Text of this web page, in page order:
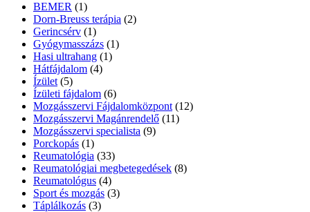
BEMER (1)
Dorn-Breuss terápia (2)
Gerincsérv (1)
Gyógymasszázs (1)
Hasi ultrahang (1)
Hátfájdalom (4)
Ízület (5)
Ízületi fájdalom (6)
Mozgásszervi Fájdalomközpont (12)
Mozgásszervi Magánrendelő (11)
Mozgásszervi specialista (9)
Porckopás (1)
Reumatológia (33)
Reumatológiai megbetegedések (8)
Reumatológus (4)
Sport és mozgás (3)
Táplálkozás (3)